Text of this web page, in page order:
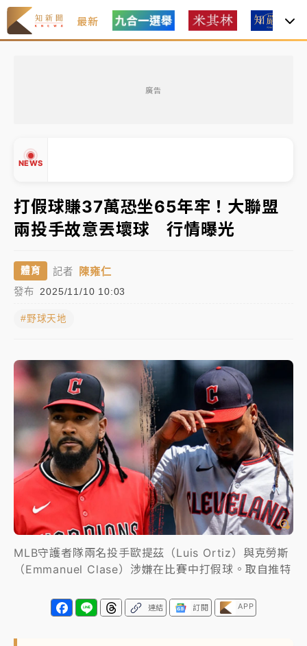
最新
廣告
NEWS
中颱白海豚環流掠北海！今明防劇烈降雨 東部高溫飆
38度
周末精選｜ 慈濟遭詐10億完整始末曝！律師掮客大玩兩
面手法 郭台銘、蔡英文成關鍵
蔻蔡玉真開撕爆料
周末精選｜ 跨境網購族注意！EZ Way若改由政府委
父親節玩樂園！六福村今明2天「爸爸免費」 遠雄海洋
買1送1
白海豚逼近！新北高灘地停車場下午4時強制拖吊 中午
開放水門周邊紅黃線停車
中颱白海豚環流掠北海！今明防劇烈降雨 東部高溫飆
38度
周末精選｜
慈濟遭詐10億完整始末曝！律師掮客大玩兩
面手法 郭台銘、蔡英文成關鍵
本周爆款短影音｜ 柯文哲帶電子手鐶拄拐杖現身／周玉
蔻蔡玉真開撕爆料
任 預算難關如何解？
打假球賺37萬恐坐65年牢！大聯盟
兩投手故意丟壞球 行情曝光
體育 記者 陳雍仁
發布 2025/11/10 10:03
#野球天地
MLB守護者隊兩名投手歐提茲（Luis Ortiz）與克勞斯
（Emmanuel Clase）涉嫌在比賽中打假球。取自推特
連結 訂閱 APP